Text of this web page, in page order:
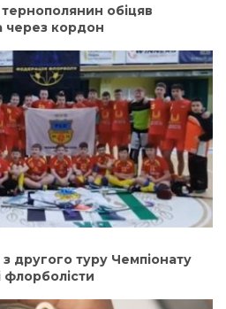
обіцяв
через кордон
другого туру Чемпіонату
флорболісти